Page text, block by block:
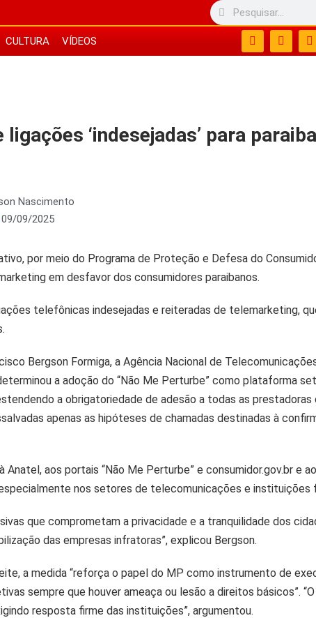
CULTURA VÍDEOS
‘indesejadas’ para
Nascimento
09/09/2025
por meio do Programa de Proteção e Defesa do
em desfavor dos consumidores paraibanos.
telefônicas indesejadas e reiteradas de telemarketing,
Bergson Formiga, a Agência Nacional de
a adoção do “Não Me Perturbe” como plataforma
a obrigatoriedade de adesão a todas as prestadoras
apenas as hipóteses de chamadas destinadas à
aos portais “Não Me Perturbe” e consumidor.gov.br e
nos setores de telecomunicações e instituições
que comprometam a privacidade e a tranquilidade dos
das empresas infratoras”, explicou Bergson.
a medida “reforça o papel do MP como instrumento de
sempre que houver ameaça ou lesão a direitos básicos”.
resposta firme das instituições”, argumentou.